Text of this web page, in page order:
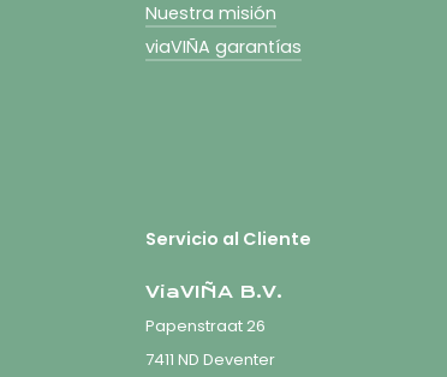
Nuestra misión
viaVIÑA garantías
Servicio al Cliente
ViaVIÑA B.V.
Papenstraat 26
7411 ND Deventer